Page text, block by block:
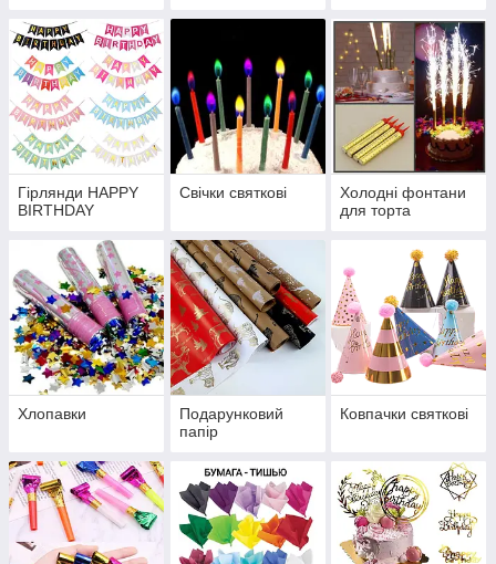
Гірлянди HAPPY
BIRTHDAY
Свічки святкові
Холодні фонтани
для торта
Хлопавки
Подарунковий
папір
Ковпачки святкові